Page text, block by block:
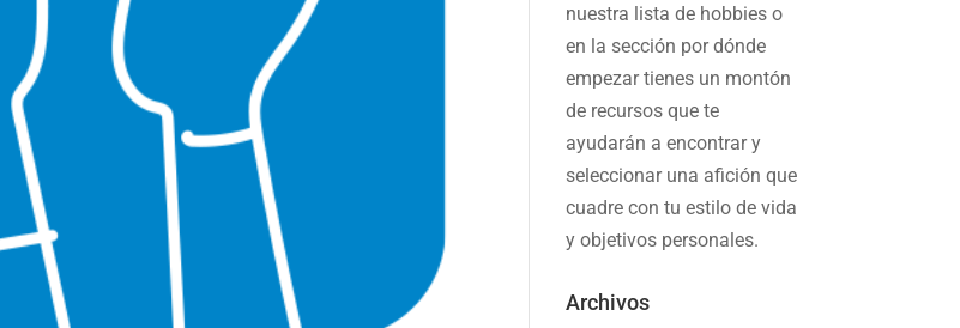
nuestra lista de hobbies o
en la sección por dónde
empezar tienes un montón
de recursos que te
ayudarán aencontrar y
seleccionar una afición que
cuadre con tu estilo de vida
y objetivos personales.
Archivos